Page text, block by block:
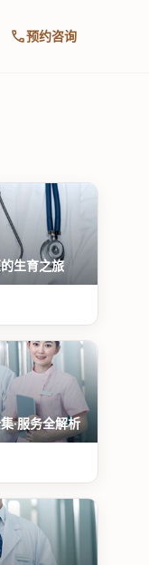
call预约咨询
生育之旅
·服务全解析